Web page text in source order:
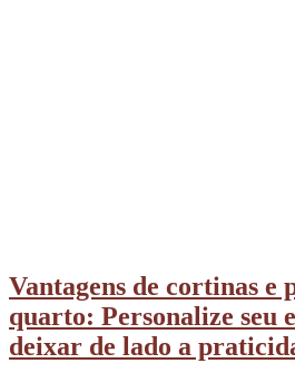
Vantagens de cortinas e
quarto: Personalize seu
deixar de lado a